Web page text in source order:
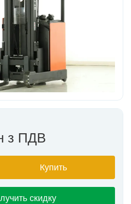
з ПДВ
Купить
скидку